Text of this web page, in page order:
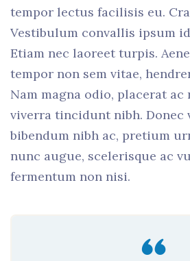
tempor lectus facilisis eu.
Vestibulum convallis ipsum
Etiam nec laoreet turpis.
tempor non sem vitae,
Nam magna odio, placerat
viverra tincidunt nibh. Donec
bibendum nibh ac, pretium
nunc augue, scelerisque ac
fermentum non nisi.